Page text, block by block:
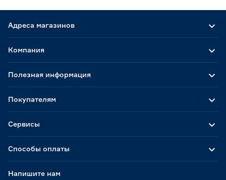
Адреса магазинов
Способы оплаты
Компания
Полезная информация
Покупателям
Сервисы
Напишите нам